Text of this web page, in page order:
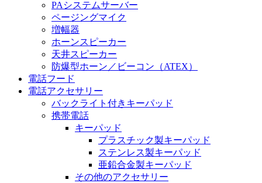
PAシステムサーバー
ページングマイク
増幅器
ホーンスピーカー
天井スピーカー
防爆型ホーン／ビーコン（ATEX）
電話フード
電話アクセサリー
バックライト付きキーパッド
携帯電話
キーパッド
プラスチック製キーパッド
ステンレス製キーパッド
亜鉛合金製キーパッド
その他のアクセサリー